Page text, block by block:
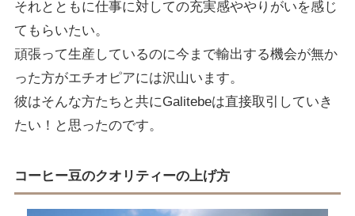
それとともに仕事に対しての充実感ややりがいを感じ
てもらいたい。
頑張って生産しているのに今まで輸出する機会が無か
った方がエチオピアには沢山います。
彼はそんな方たちと共にGalitebeは直接取引していき
たい！と思ったのです。
コーヒー豆のクオリティーの上げ方